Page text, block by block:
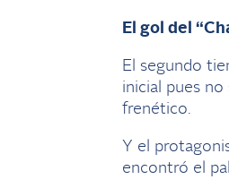
El gol del
El segundo
inicial pues
frenético.
Y el
encontró el